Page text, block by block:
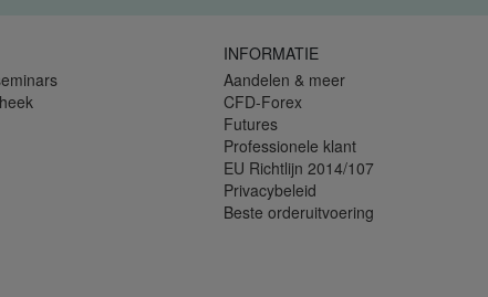
INFORMATIE
Aandelen & meer
CFD-Forex
Futures
Professionele klant
EU Richtlijn 2014/107
Privacybeleid
Beste orderuitvoering